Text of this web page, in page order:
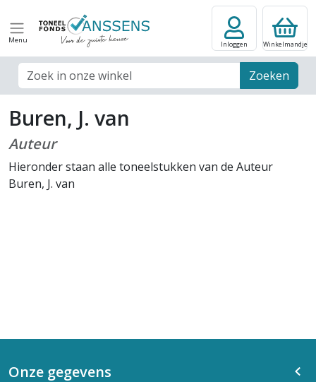
Menu
Zoek veld Zoeken
Inloggen Winkelmandje
Buren, J. van
Auteur
Hieronder staan alle toneelstukken van de Auteur
Buren, J. van
Onze gegevens